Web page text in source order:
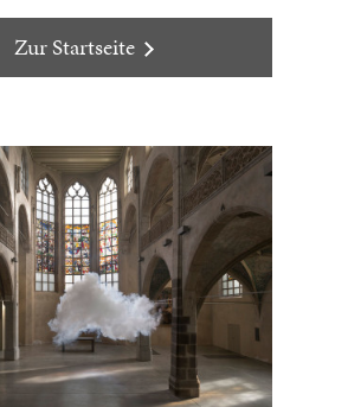
Zur Startseite